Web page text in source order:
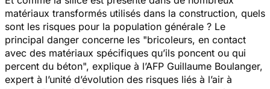
matériaux transformés utilisés dans la construction, quels
sont les risques pour la population générale ? Le
principal danger concerne les "bricoleurs, en contact
avec des matériaux spécifiques qu’ils poncent ou qui
percent du béton", explique à l’AFP Guillaume Boulanger,
expert à l’unité d’évolution des risques liés à l’air à